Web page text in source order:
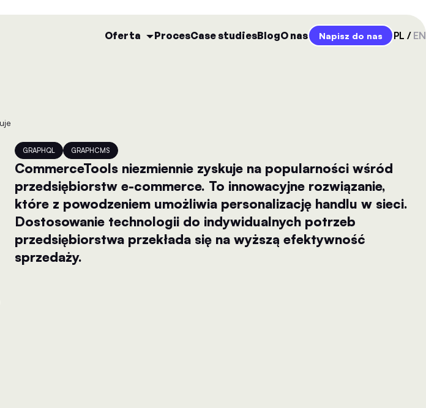
Oferta ProcesCase studiesBlogO nas Napisz do nas PL EN
GRAPHQL GRAPHCMS
CommerceTools niezmiennie zyskuje na popularności wśród
przedsiębiorstw e-commerce. To innowacyjne rozwiązanie,
które z powodzeniem umożliwia personalizację handlu w sieci.
Dostosowanie technologii do indywidualnych potrzeb
przedsiębiorstwa przekłada się na wyższą efektywność
sprzedaży.